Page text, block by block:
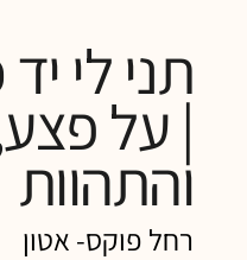
תני לי
| על
והתהוות
רחל פוקס- אטון